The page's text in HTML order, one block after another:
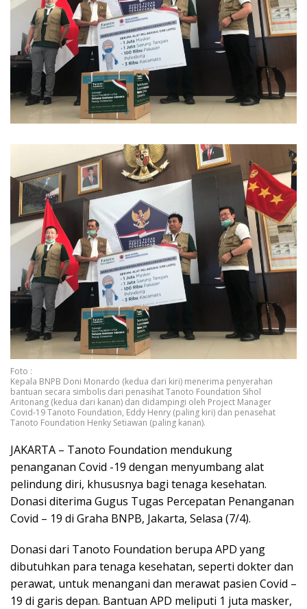
Foto :
Kepala BNPB Doni Monardo (kedua dari kiri) menerima penyerahan
bantuan secara simbolis dari penasihat Tanoto Foundation Sihol
Aritonang (kedua dari kanan) dan didampingi oleh Project Manager
Covid-19 Tanoto Foundation, Eddy Henry (paling kiri) dan penasehat
Tanoto Foundation Henky Setiawan (paling kanan).
JAKARTA – Tanoto Foundation mendukung
penanganan Covid -19 dengan menyumbang alat
pelindung diri, khususnya bagi tenaga kesehatan.
Donasi diterima Gugus Tugas Percepatan Penanganan
Covid – 19 di Graha BNPB, Jakarta, Selasa (7/4).
Donasi dari Tanoto Foundation berupa APD yang
dibutuhkan para tenaga kesehatan, seperti dokter dan
perawat, untuk menangani dan merawat pasien Covid –
19 di garis depan. Bantuan APD meliputi 1 juta masker,